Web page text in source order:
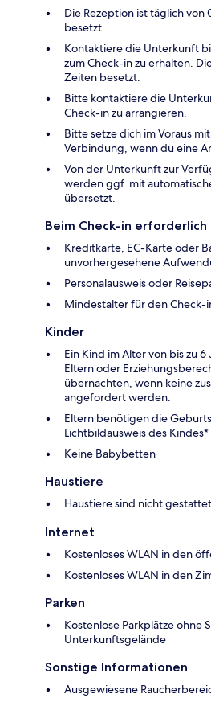
Die Rezeption ist täglich von
besetzt.
Kontaktiere die Unterkunft
zum Check-in zu erhalten.
Zeiten besetzt.
Bitte kontaktiere die
Check-in zu arrangieren.
Bitte setze dich im Voraus
Verbindung, wenn du eine
Von der Unterkunft zur
werden ggf. mit
übersetzt.
Beim Check-in erforderlich
Kreditkarte, EC-Karte oder
unvorhergesehene
Personalausweis oder
Mindestalter für den Check-
Kinder
Ein Kind im Alter von bis zu
Eltern oder
übernachten, wenn keine
angefordert werden.
Eltern benötigen die
Lichtbildausweis des Kindes*
Keine Babybetten
Haustiere
Haustiere sind nicht gestattet
Internet
Kostenloses WLAN in den
Kostenloses WLAN in den
Parken
Kostenlose Parkplätze ohne
Unterkunftsgelände
Sonstige Informationen
Ausgewiesene